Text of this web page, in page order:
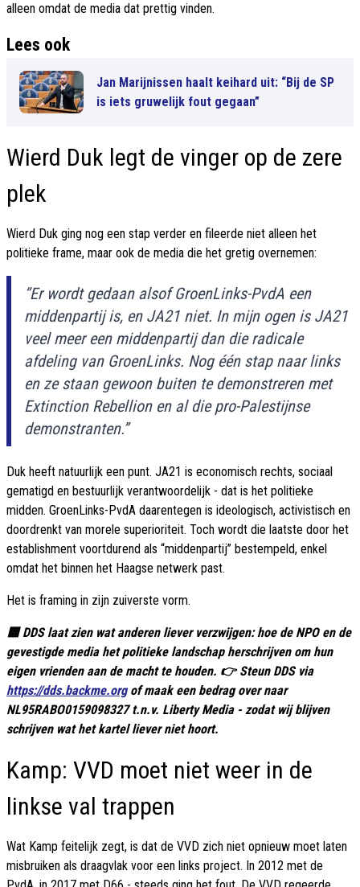
alleen omdat de media dat prettig vinden.
Lees ook
Jan Marijnissen haalt keihard uit: “Bij de SP
is iets gruwelijk fout gegaan”
Wierd Duk legt de vinger op de zere
plek
Wierd Duk ging nog een stap verder en fileerde niet alleen het
politieke frame, maar ook de media die het gretig overnemen:
“Er wordt gedaan alsof GroenLinks-PvdA een
middenpartij is, en JA21 niet. In mijn ogen is JA21
veel meer een middenpartij dan die radicale
afdeling van GroenLinks. Nog één stap naar links
en ze staan gewoon buiten te demonstreren met
Extinction Rebellion en al die pro-Palestijnse
demonstranten.”
Duk heeft natuurlijk een punt. JA21 is economisch rechts, sociaal
gematigd en bestuurlijk verantwoordelijk - dat is het politieke
midden. GroenLinks-PvdA daarentegen is ideologisch, activistisch en
doordrenkt van morele superioriteit. Toch wordt die laatste door het
establishment voortdurend als “middenpartij” bestempeld, enkel
omdat het binnen het Haagse netwerk past.
Het is framing in zijn zuiverste vorm.
🟦 DDS laat zien wat anderen liever verzwijgen: hoe de NPO en de
gevestigde media het politieke landschap herschrijven om hun
eigen vrienden aan de macht te houden. 👉 Steun DDS via
https://dds.backme.orgof maak een bedrag over naar
NL95RABO0159098327 t.n.v. Liberty Media - zodat wij blijven
schrijven wat het kartel liever niet hoort.
Kamp: VVD moet niet weer in de
linkse val trappen
Wat Kamp feitelijk zegt, is dat de VVD zich niet opnieuw moet laten
misbruiken als draagvlak voor een links project. In 2012 met de